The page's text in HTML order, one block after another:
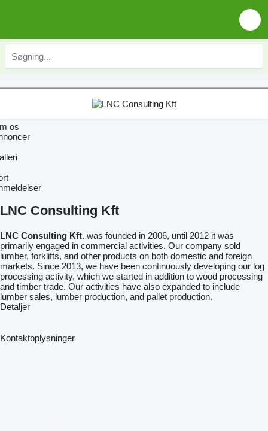
os
LNC Consulting Kft
LNC Consulting Kft. was founded in 2006, until 2012 it was
primarily engaged in commercial activities. Our company sold
lumber, forklifts, and other products on both domestic and foreign
markets. Since 2013, we have been continuously developing our log
processing activity, which we started in addition to wood processing
and timber trade. Our activities have also expanded to include
lumber sales, lumber production, and pallet production.
Detaljer
Kontaktoplysninger